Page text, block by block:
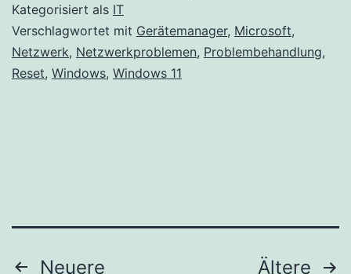
zurücksetzen
Kategorisiert als IT
Verschlagwortet mit Gerätemanager, Microsoft,
Netzwerk, Netzwerkproblemen, Problembehandlung,
Reset, Windows, Windows 11
Neuere Ältere